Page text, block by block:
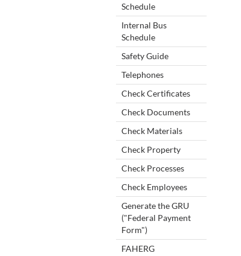
Schedule
Internal Bus
Schedule
Safety Guide
Telephones
Check Certificates
Check Documents
Check Materials
Check Property
Check Processes
Check Employees
Generate the GRU
("Federal Payment
Form")
FAHERG